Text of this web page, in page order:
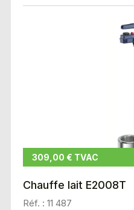
309,00 € TVAC
Chauffe lait E2008T
Réf. : 11 487